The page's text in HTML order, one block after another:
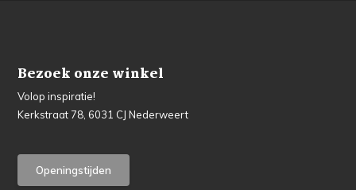
Bezoek onze winkel
Volop inspiratie!
Kerkstraat 78, 6031 CJ Nederweert
Openingstijden